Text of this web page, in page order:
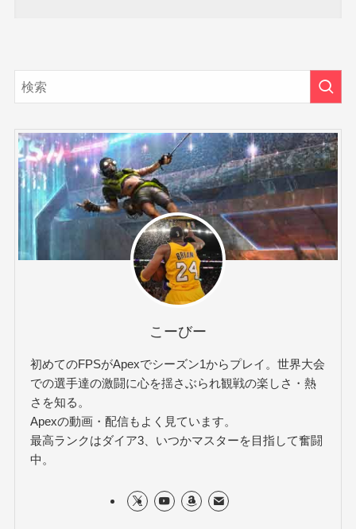
こーびー
初めてのFPSがApexでシーズン1からプレイ。世界大会
での選手達の激闘に心を揺さぶられ観戦の楽しさ・熱
さを知る。
Apexの動画・配信もよく見ています。
最高ランクはダイア3、いつかマスターを目指して奮闘
中。